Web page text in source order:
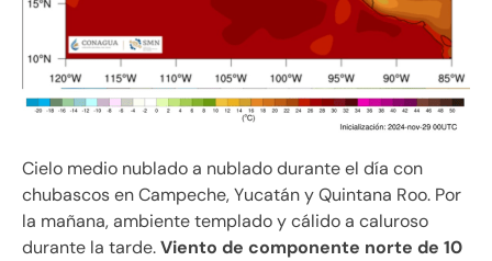
Cielo medio nublado a nublado durante el día con
chubascos en Campeche, Yucatán y Quintana Roo. Por
la mañana, ambiente templado y cálido a caluroso
durante la tarde.Viento de componente norte de 10